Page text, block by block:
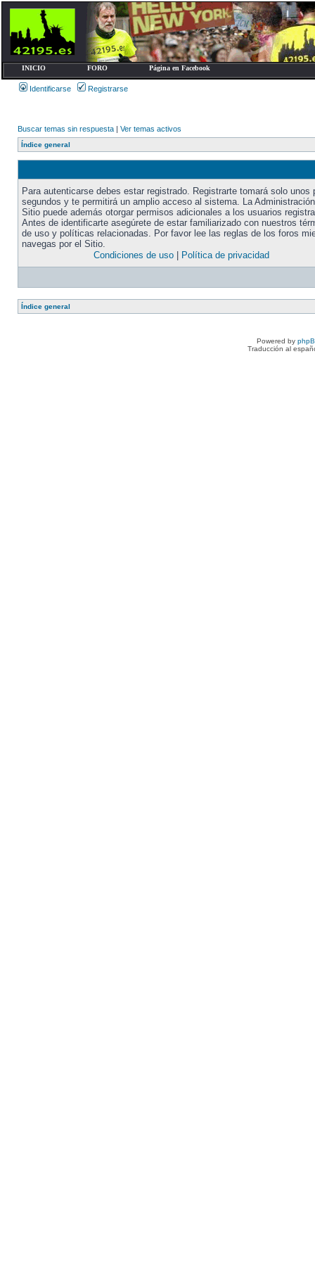
INICIO FORO Página en Facebook
Identificarse Registrarse
Buscar temas sin respuesta | Ver temas activos
Índice general
Para autenticarse debes estar registrado. Registrarte tomará solo unos
segundos y te permitirá un amplio acceso al sistema. La
Sitio puede además otorgar permisos adicionales a los usuarios
Antes de identificarte asegúrete de estar familiarizado con nuestros
de uso y políticas relacionadas. Por favor lee las reglas de los foros
navegas por el Sitio.
Condiciones de uso| Política de privacidad
Índice general
Powered by
Traducción al